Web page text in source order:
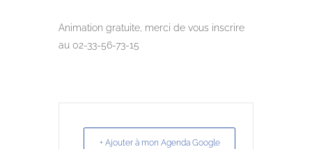
Animation gratuite, merci de vous inscrire
au 02-33-56-73-15
+ Ajouter à mon Agenda Google